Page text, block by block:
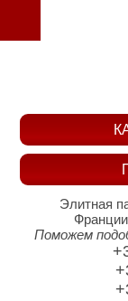
Элитная
Поможем